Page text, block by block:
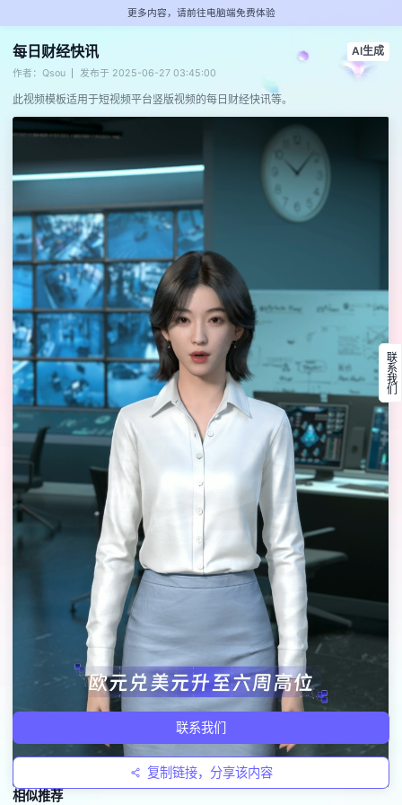
更多内容，请前往电脑端免费体验
每日财经快讯 AI生成
作者：Qsou 发布于 2025-06-27 03:45:00
此视频模板适用于短视频平台竖版视频的每日财经快讯等。
相似推荐
联系我们
复制链接，分享该内容
联系我们